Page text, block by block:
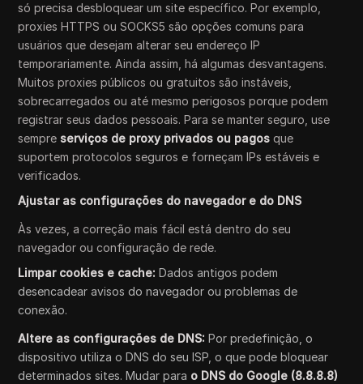
só precisa desbloquear um site específico. Por exemplo,
proxies HTTPS ou SOCKS5 são opções comuns para
usuários que desejam alterar seu endereço IP
temporariamente. Ainda assim, há algumas desvantagens.
Muitos proxies públicos ou gratuitos são instáveis,
sobrecarregados ou até mesmo perigosos porque podem
registrar seus dados pessoais. Para se manter seguro, use
sempre serviços de proxy privados ou pagos que
suportem protocolos seguros e forneçam IPs estáveis e
verificados.
Ajustar as configurações do navegador e do DNS
Às vezes, a correção mais fácil está dentro do seu
navegador ou configuração de rede.
Limpar cookies e cache: Dados antigos podem
desencadear avisos do navegador ou problemas de
conexão.
Altere as configurações de DNS: Por predefinição, o
dispositivo utiliza o DNS do seu ISP, o que pode bloquear
determinados sites. Mudar para o DNS do Google (8.8.8.8)